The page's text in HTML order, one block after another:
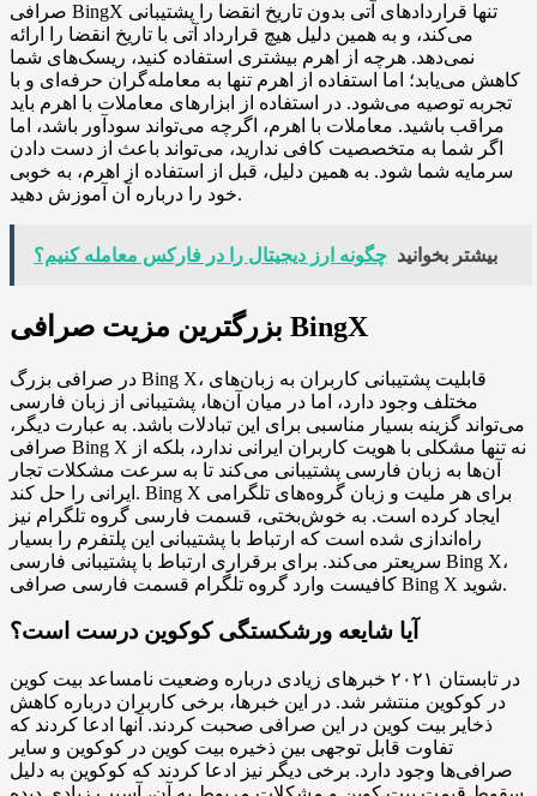
صرافی BingX تنها قراردادهای آتی بدون تاریخ انقضا را پشتیبانی
می‌کند، و به همین دلیل هیچ قرارداد آتی با تاریخ انقضا را ارائه
نمی‌دهد. هرچه از اهرم بیشتری استفاده کنید، ریسک‌های شما
کاهش می‌یابد؛ اما استفاده از اهرم تنها به معامله‌گران حرفه‌ای و با
تجربه توصیه می‌شود. در استفاده از ابزارهای معاملات با اهرم باید
مراقب باشید. معاملات با اهرم، اگرچه می‌تواند سودآور باشد، اما
اگر شما به متخصصیت کافی ندارید، می‌تواند باعث از دست دادن
سرمایه شما شود. به همین دلیل، قبل از استفاده از اهرم، به خوبی
خود را درباره آن آموزش دهید.
بیشتر بخوانید چگونه ارز دیجیتال را در فارکس معامله کنیم؟
بزرگترین مزیت صرافی BingX
در صرافی بزرگ Bing X، قابلیت پشتیبانی کاربران به زبان‌های
مختلف وجود دارد، اما در میان آن‌ها، پشتیبانی از زبان فارسی
می‌تواند گزینه بسیار مناسبی برای این تبادلات باشد. به عبارت دیگر،
صرافی Bing X نه تنها مشکلی با هویت کاربران ایرانی ندارد، بلکه از
آن‌ها به زبان فارسی پشتیبانی می‌کند تا به سرعت مشکلات تجار
ایرانی را حل کند. Bing X برای هر ملیت و زبان گروه‌های تلگرامی
ایجاد کرده است. به خوش‌بختی، قسمت فارسی گروه تلگرام نیز
راه‌اندازی شده است که ارتباط با پشتیبانی این پلتفرم را بسیار
سریعتر می‌کند. برای برقراری ارتباط با پشتیبانی فارسی Bing X،
کافیست وارد گروه تلگرام قسمت فارسی صرافی Bing X شوید.
آیا شایعه ورشکستگی کوکوین درست است؟
در تابستان ۲۰۲۱ خبرهای زیادی درباره وضعیت نامساعد بیت کوین
در کوکوین منتشر شد. در این خبرها، برخی کاربران درباره کاهش
ذخایر بیت کوین در این صرافی صحبت کردند. آنها ادعا کردند که
تفاوت قابل توجهی بین ذخیره بیت کوین در کوکوین و سایر
صرافی‌ها وجود دارد. برخی دیگر نیز ادعا کردند که کوکوین به دلیل